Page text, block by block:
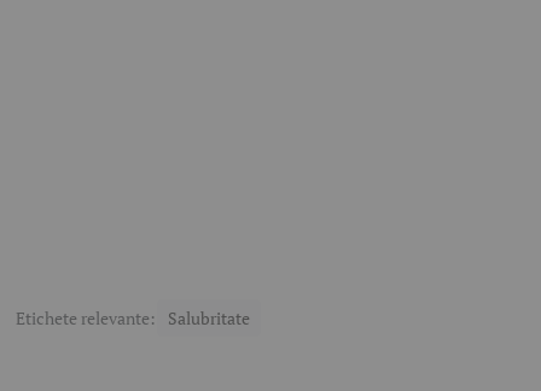
Etichete relevante: Salubritate